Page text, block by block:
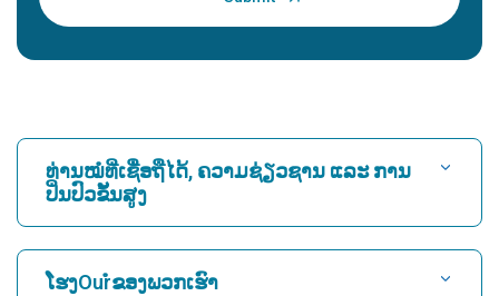
ທ່ານໝໍທີ່ເຊື່ອຖືໄດ້, ຄວາມຊ່ຽວຊານ ແລະ ການ
ປິ່ນປົວຂັ້ນສູງ
ຊອກຫາໂຮງ ໝໍ
ໂຮງOurໍຂອງພວກເຮົາ